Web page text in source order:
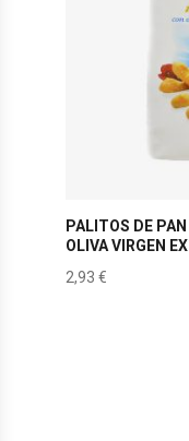
PALITOS DE
OLIVA VIRGEN
2,93 €